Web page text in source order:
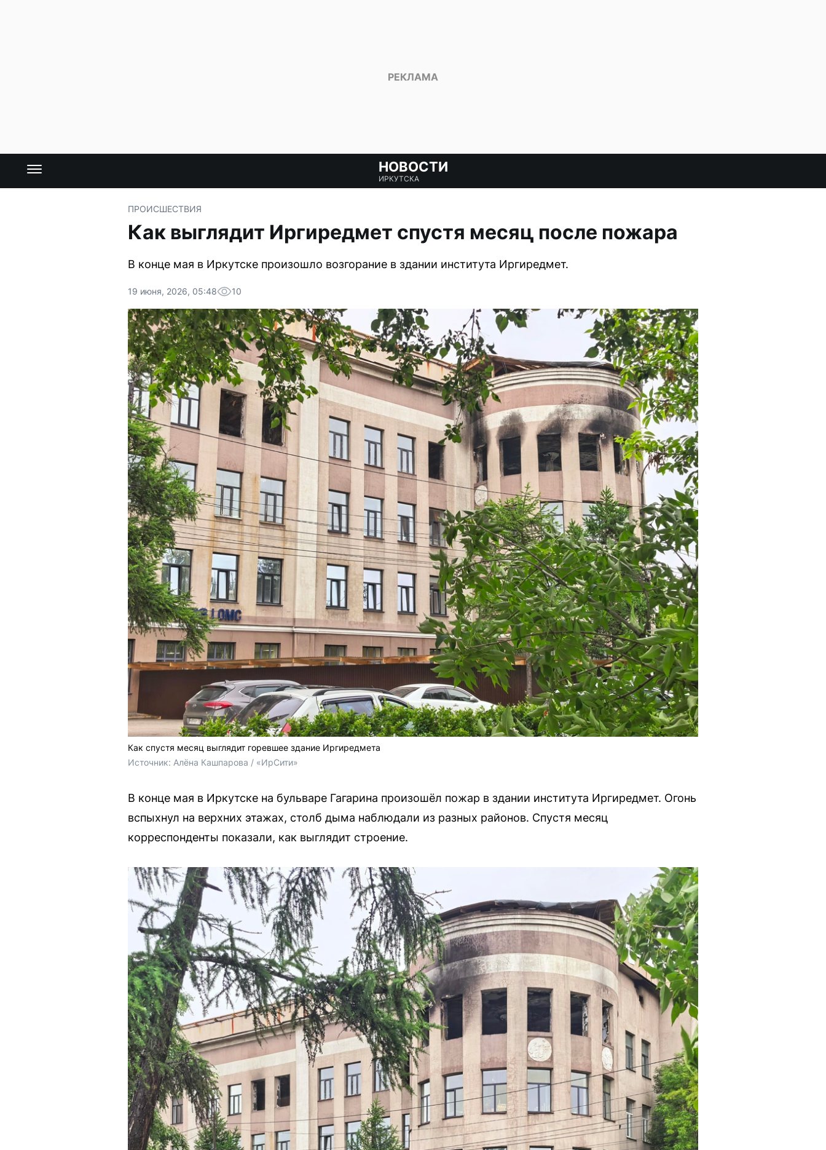
НОВОСТИ
ИРКУТСКА
ПРОИСШЕСТВИЯ
Как выглядит Иргиредмет спустя месяц после пожара
В конце мая в Иркутске произошло возгорание в здании института Иргиредмет.
19 июня, 2026, 05:48 10
Как спустя месяц выглядит горевшее здание Иргиредмета
Источник: Алёна Кашпарова / «ИрСити»
В конце мая в Иркутске на бульваре Гагарина произошёл пожар в здании института Иргиредмет. Огонь
вспыхнул на верхних этажах, столб дыма наблюдали из разных районов. Спустя месяц
корреспонденты показали, как выглядит строение.